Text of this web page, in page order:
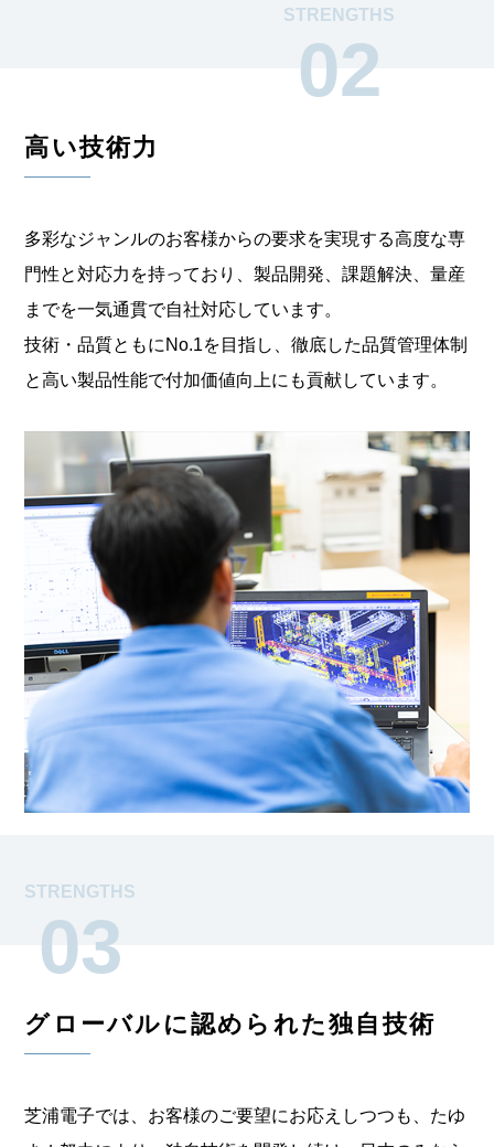
STRENGTHS
02
高い技術力
多彩なジャンルのお客様からの要求を実現する高度な専
門性と対応力を持っており、製品開発、課題解決、量産
までを一気通貫で自社対応しています。
技術・品質ともにNo.1を目指し、徹底した品質管理体制
と高い製品性能で付加価値向上にも貢献しています。
STRENGTHS
03
グローバルに認められた独自技術
芝浦電子では、お客様のご要望にお応えしつつも、 たゆ